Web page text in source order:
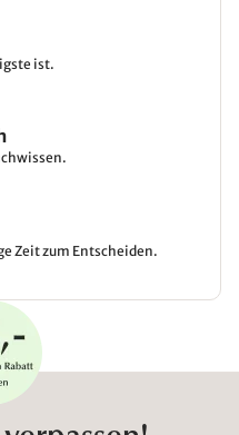
ist.
Zeit zum Entscheiden.